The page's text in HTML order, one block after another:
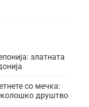
златната
со мечка:
друштво